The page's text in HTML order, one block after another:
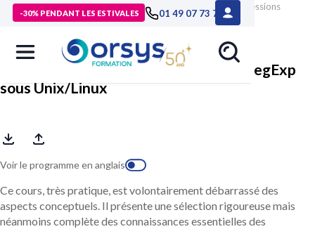
-30% PENDANT LES ESTIVALES 01 49 07 73 73
> Formations>Technologies numériques
Formation Expressions
régulières, maîtriser les RegExp sous Unix/Linux
Expressions régulières, maîtriser les RegExp
sous Unix/Linux
Voir le programme en anglais
Ce cours, très pratique, est volontairement débarrassé des
aspects conceptuels. Il présente une sélection rigoureuse mais
néanmoins complète des connaissances essentielles des